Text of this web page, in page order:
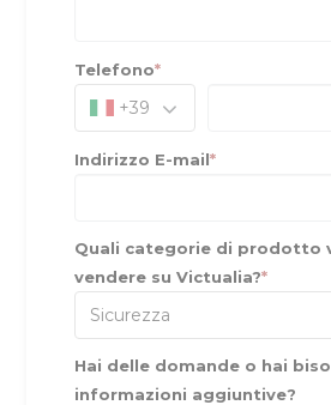
Telefono*
+39
Indirizzo E-mail*
Quali categorie di prodotto
vendere su Victualia?*
Sicurezza
Hai delle domande o hai
informazioni aggiuntive?